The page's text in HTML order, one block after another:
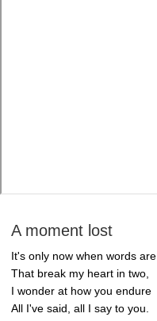
A moment lost
It's only now when words are
That break my heart in two
I wonder at how you endure
All I've said all I say to you